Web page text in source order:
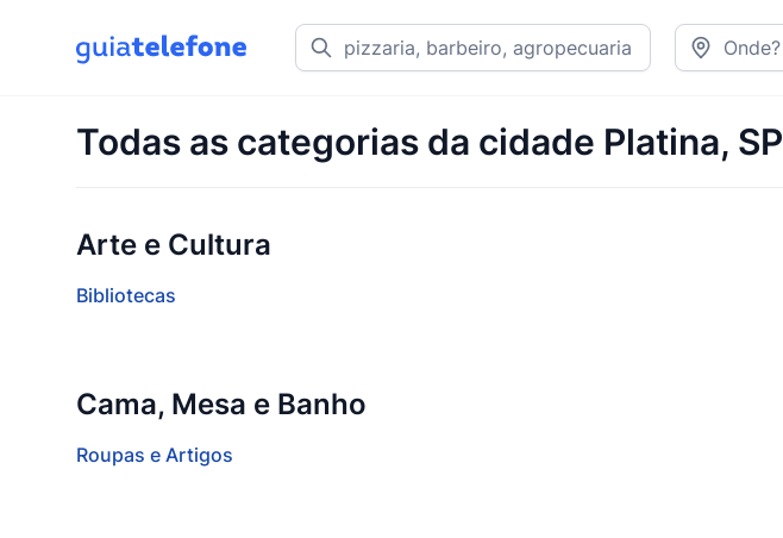
Todas as categorias da cidade Platina, SP
Arte e Cultura
Bibliotecas
Cama, Mesa e Banho
Roupas e Artigos